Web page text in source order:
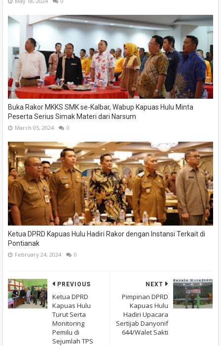
Buka Rakor MKKS SMK se-Kalbar, Wabup Kapuas Hulu Minta
Peserta Serius Simak Materi dari Narsum
March 05, 2024 0
Ketua DPRD Kapuas Hulu Hadiri Rakor dengan Instansi Terkait di
Pontianak
February 24, 2024 0
NEXT
Pimpinan DPRD
Kapuas Hulu
Hadiri Upacara
Sertijab Danyonif
644/Walet Sakti
PREVIOUS
Ketua DPRD
Kapuas Hulu
Turut Serta
Monitoring
Pemilu di
Sejumlah TPS